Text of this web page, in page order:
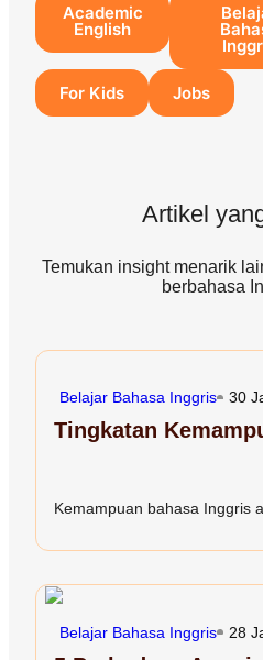
Academic
English
For Kids Jobs
Artikel
Temukan insight menarik
berbahasa
Belajar Bahasa Inggris 30
Tingkatan
Kemampuan bahasa Inggris
Belajar Bahasa Inggris 28